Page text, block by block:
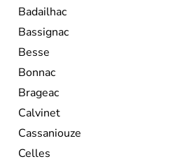
Badailhac
Bassignac
Besse
Bonnac
Brageac
Calvinet
Cassaniouze
Celles